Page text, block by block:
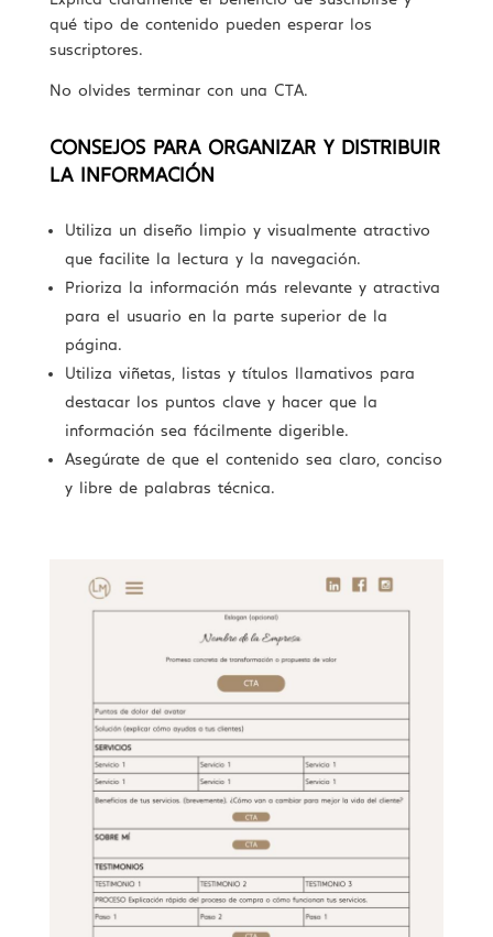
qué tipo de contenido pueden esperar los
suscriptores.
No olvides terminar con una CTA.
CONSEJOS PARA ORGANIZAR Y DISTRIBUIR
LA INFORMACIÓN
Utiliza un diseño limpio y visualmente atractivo
que facilite la lectura y la navegación.
Prioriza la información más relevante y atractiva
para el usuario en la parte superior de la
página.
Utiliza viñetas, listas y títulos llamativos para
destacar los puntos clave y hacer que la
información sea fácilmente digerible.
Asegúrate de que el contenido sea claro, conciso
y libre de palabras técnica.